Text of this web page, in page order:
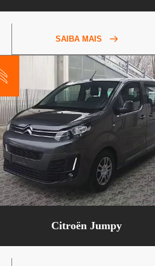
SAIBA MAIS
Citroën Jumpy